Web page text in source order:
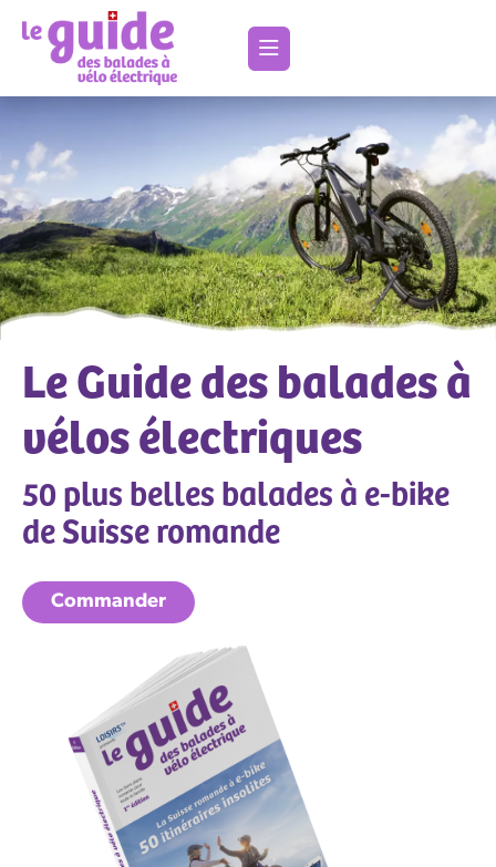
Le Guide des balades à
vélos électriques
50 plus belles balades à e-bike
de Suisse romande
Commander